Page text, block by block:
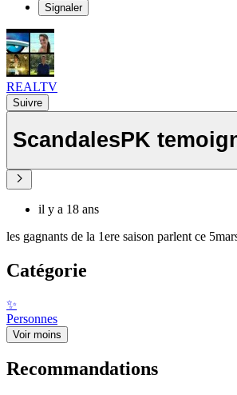
Signaler
REALTV
Suivre
ScandalesPK
il y a 18 ans
les gagnants de la 1ere saison parlent ce
Catégorie
✨
Personnes
Voir moins
Recommandations